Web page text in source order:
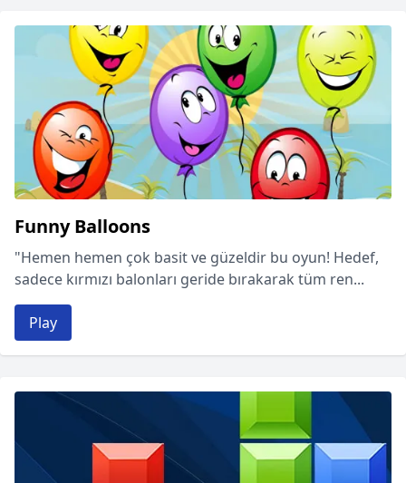
Funny Balloons
"Hemen hemen çok basit ve güzeldir bu oyun! Hedef,
sadece kırmızı balonları geride bırakarak tüm ren...
Play